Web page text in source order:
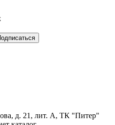
д. 21, лит. А, ТК "Питер"